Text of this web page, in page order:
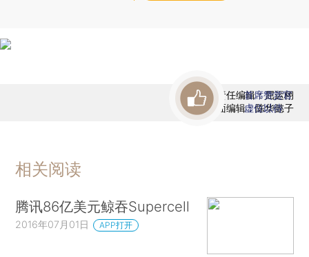
责任编辑：屈运栩
版面编辑：陈华懿子
首席赞赏官
虚位以待
相关阅读
腾讯86亿美元鲸吞Supercell
2016年07月01日 APP打开